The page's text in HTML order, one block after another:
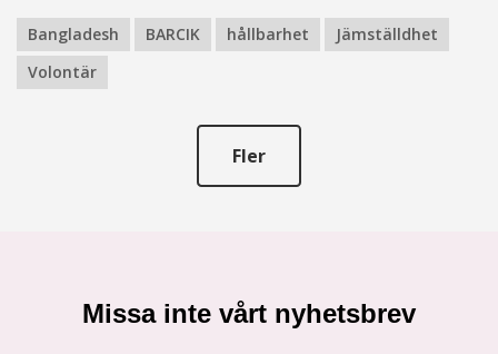
Bangladesh BARCIK hållbarhet
Jämställdhet
Volontär
Fler